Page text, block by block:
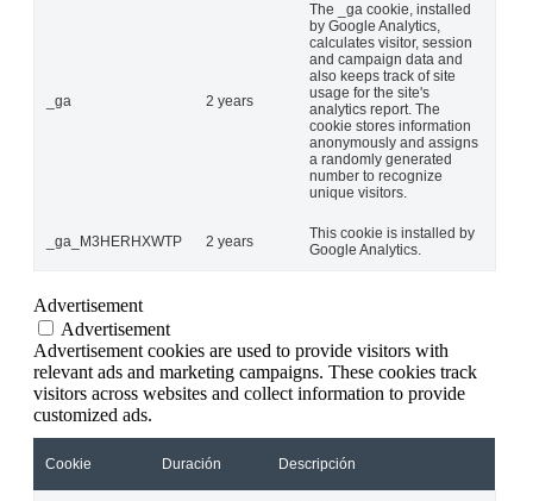
_ga 2 years
The _ga cookie, installed
by Google Analytics,
calculates visitor, session
and campaign data and
also keeps track of site
usage for the site's
analytics report. The
cookie stores information
anonymously and assigns
a randomly generated
number to recognize
unique visitors.
_ga_M3HERHXWTP 2 years
This cookie is installed by
Google Analytics.
Advertisement
Advertisement
Advertisement cookies are used to provide visitors with
relevant ads and marketing campaigns. These cookies track
visitors across websites and collect information to provide
customized ads.
Cookie Duración Descripción